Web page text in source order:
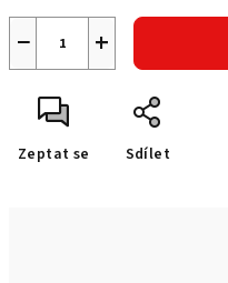
+
−
Zeptat se Sdílet